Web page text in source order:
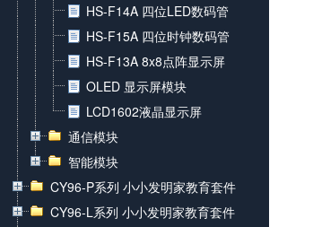
HS-F14A 四位LED数码管
HS-F15A 四位时钟数码管
HS-F13A 8x8点阵显示屏
OLED 显示屏模块
LCD1602液晶显示屏
通信模块
智能模块
CY96-P系列 小小发明家教育套件
CY96-L系列 小小发明家教育套件